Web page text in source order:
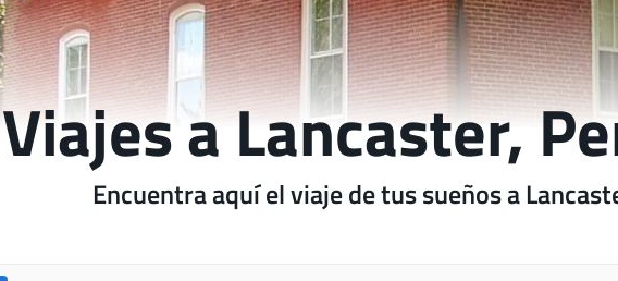
Viajes a Lancaster,
Encuentra aquí el viaje de tus sueños a